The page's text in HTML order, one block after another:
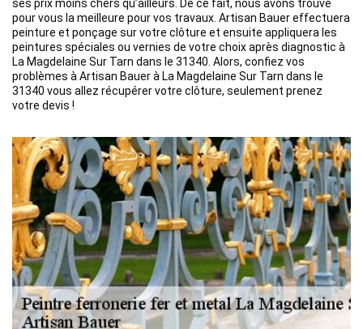
ses prix moins chers qu’ailleurs. De ce fait, nous avons trouvé
pour vous la meilleure pour vos travaux. Artisan Bauer effectuera
peinture et ponçage sur votre clôture et ensuite appliquera les
peintures spéciales ou vernies de votre choix après diagnostic à
La Magdelaine Sur Tarn dans le 31340. Alors, confiez vos
problèmes à Artisan Bauer à La Magdelaine Sur Tarn dans le
31340 vous allez récupérer votre clôture, seulement prenez
votre devis !